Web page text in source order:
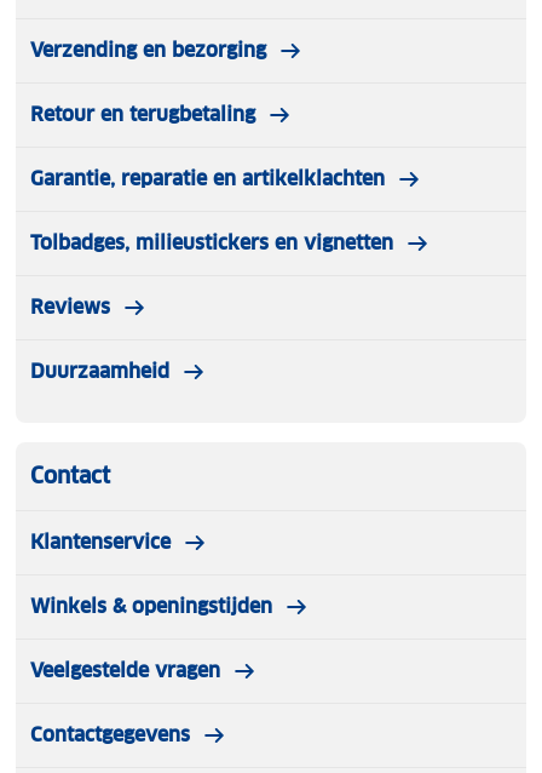
Verzending en bezorging
Retour en terugbetaling
Garantie, reparatie en artikelklachten
Tolbadges, milieustickers en vignetten
Reviews
Duurzaamheid
Contact
Klantenservice
Winkels & openingstijden
Veelgestelde vragen
Contactgegevens